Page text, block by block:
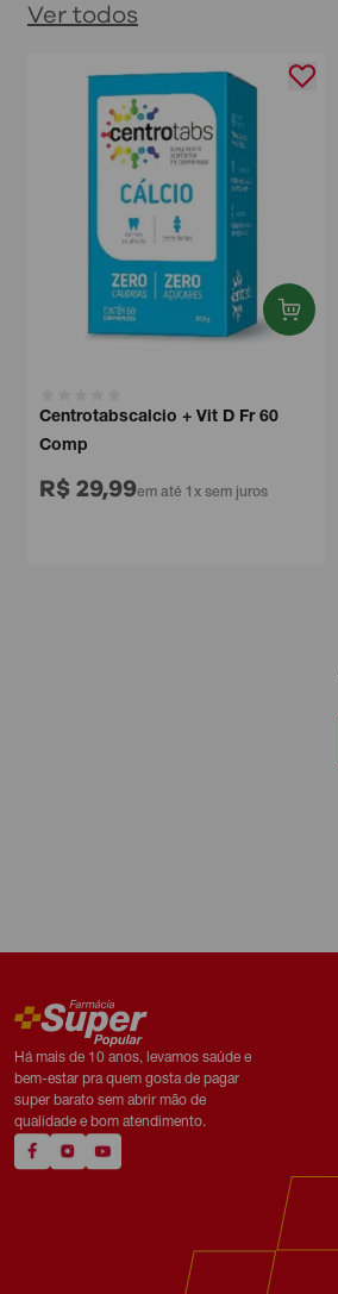
Ver todos
Centrotabscalcio + Vit D Fr 60
Comp
R$ 29,99em até 1x sem juros
Há mais de 10 anos, levamos saúde e
bem-estar pra quem gosta de pagar
super barato sem abrir mão de
qualidade e bom atendimento.